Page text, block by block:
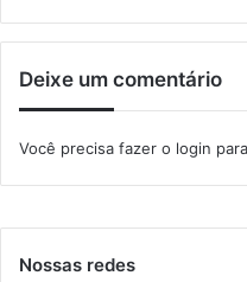
a
n
o
s
p
ó
Deixe um comentário
Você precisa fazer o login
Nossas redes